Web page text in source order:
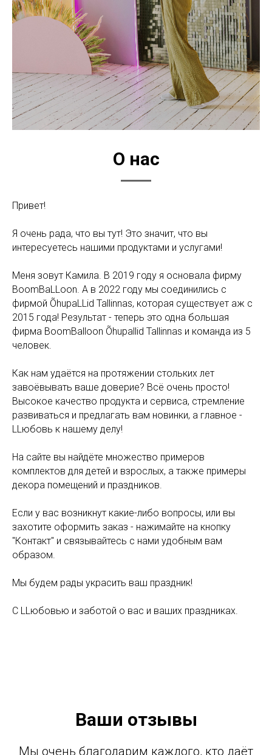
О нас
Привет!
Я очень рада, что вы тут! Это значит, что вы
интересуетесь нашими продуктами и услугами!
Меня зовут Камила. В 2019 году я основала фирму
BoomBaLLoon. А в 2022 году мы соединились с
фирмой ÕhupaLLid Tallinnas, которая существует аж с
2015 года! Результат - теперь это одна большая
фирма BoomBalloon Õhupallid Tallinnas и команда из 5
человек.
Как нам удаётся на протяжении стольких лет
завоёвывать ваше доверие? Всё очень просто!
Высокое качество продукта и сервиса, стремление
развиваться и предлагать вам новинки, а главное -
LLюбовь к нашему делу!
На сайте вы найдёте множество примеров
комплектов для детей и взрослых, а также примеры
декора помещений и праздников.
Если у вас возникнут какие-либо вопросы, или вы
захотите оформить заказ - нажимайте на кнопку
"Контакт" и связывайтесь с нами удобным вам
образом.
Мы будем рады украсить ваш праздник!
С LLюбовью и заботой о вас и ваших праздниках.
Ваши отзывы
Мы очень благодарим каждого, кто даёт